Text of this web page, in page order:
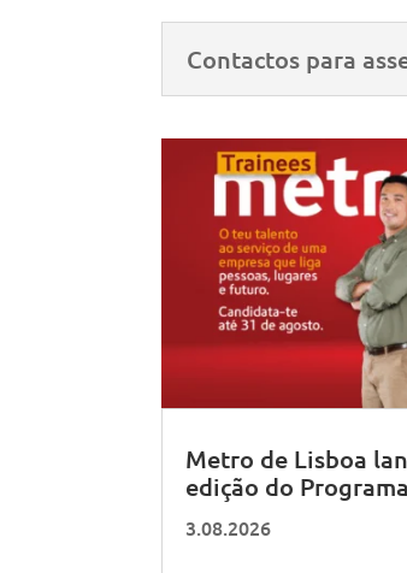
Contactos para
Metro de Lisboa
edição do
3.08.2026